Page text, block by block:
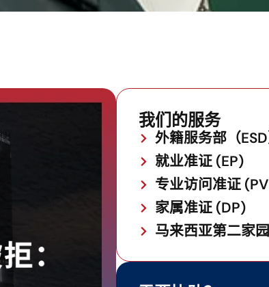
我们的服务
外籍服务部（ESD
就业准证 (EP)
专业访问准证
家属准证 (DP)
马来西亚第二家